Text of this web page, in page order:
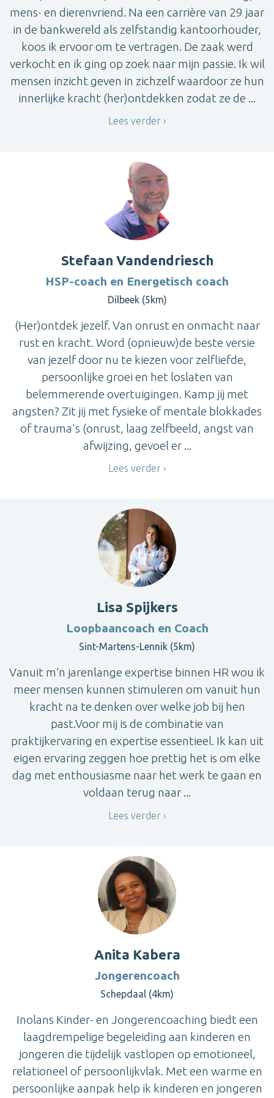
mens- en dierenvriend. Na een carrière van 29 jaar
in de bankwereld als zelfstandig kantoorhouder,
koos ik ervoor om te vertragen. De zaak werd
verkocht en ik ging op zoek naar mijn passie. Ik wil
mensen inzicht geven in zichzelf waardoor ze hun
innerlijke kracht (her)ontdekken zodat ze de ...
Lees verder
Stefaan Vandendriesch
HSP-coach en Energetisch coach
Dilbeek (5km)
(Her)ontdek jezelf. Van onrust en onmacht naar
rust en kracht. Word (opnieuw)de beste versie
van jezelf door nu te kiezen voor zelfliefde,
persoonlijke groei en het loslaten van
belemmerende overtuigingen. Kamp jij met
angsten? Zit jij met fysieke of mentale blokkades
of trauma's (onrust, laag zelfbeeld, angst van
afwijzing, gevoel er ...
Lees verder
Lisa Spijkers
Loopbaancoach en Coach
Sint-Martens-Lennik (5km)
Vanuit m’n jarenlange expertise binnen HR wou ik
meer mensen kunnen stimuleren om vanuit hun
kracht na te denken over welke job bij hen
past.Voor mij is de combinatie van
praktijkervaring en expertise essentieel. Ik kan uit
eigen ervaring zeggen hoe prettig het is om elke
dag met enthousiasme naar het werk te gaan en
voldaan terug naar ...
Lees verder
Anita Kabera
Jongerencoach
Schepdaal (4km)
Inolans Kinder- en Jongerencoaching biedt een
laagdrempelige begeleiding aan kinderen en
jongeren die tijdelijk vastlopen op emotioneel,
relationeel of persoonlijkvlak. Met een warme en
persoonlijke aanpak help ik kinderen en jongeren